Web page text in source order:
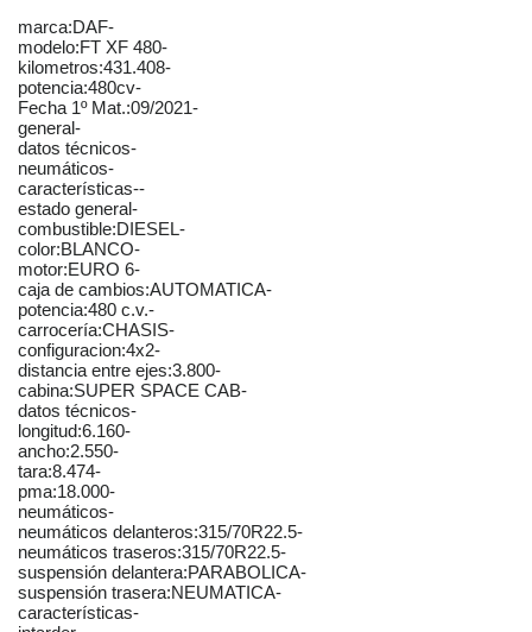
marca:DAF-
modelo:FT XF 480-
kilometros:431.408-
potencia:480cv-
Fecha 1º Mat.:09/2021-
general-
datos técnicos-
neumáticos-
características--
estado general-
combustible:DIESEL-
color:BLANCO-
motor:EURO 6-
caja de cambios:AUTOMATICA-
potencia:480 c.v.-
carrocería:CHASIS-
configuracion:4x2-
distancia entre ejes:3.800-
cabina:SUPER SPACE CAB-
datos técnicos-
longitud:6.160-
ancho:2.550-
tara:8.474-
pma:18.000-
neumáticos-
neumáticos delanteros:315/70R22.5-
neumáticos traseros:315/70R22.5-
suspensión delantera:PARABOLICA-
suspensión trasera:NEUMATICA-
características-